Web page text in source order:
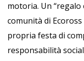
motoria. Un “regalo
comunità di
propria festa di
responsabilità